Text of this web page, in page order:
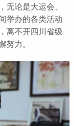
论是大运会、
举办的各类活动
离不开四川省级
力。